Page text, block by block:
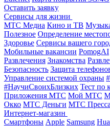
Оставить заявку
Сервисы для жизни
МТС Медиа Кино и ТВ
Полезное Определение
Здоровье Сервисы вашего
Мобильные вакансии PomogAI
Развлечения Знакомства
Безопасность Защита
Управление системой охраны
#НаучиСвоихБлизких Тест по
Приложения МТС Мой МТС
Окко МТС Деньги МТС Пресса
Интернет-магазин
Смартфоны Apple Samsung